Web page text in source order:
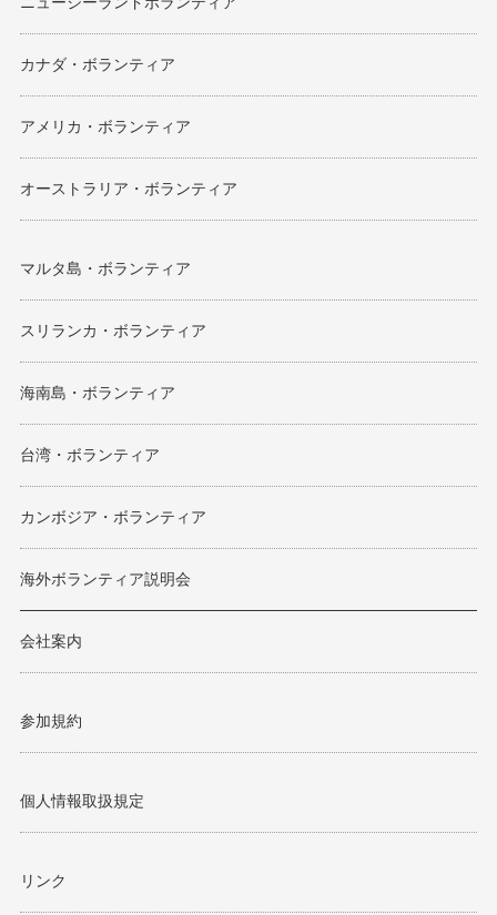
カナダ・ボランティア
アメリカ・ボランティア
オーストラリア・ボランティア
マルタ島・ボランティア
スリランカ・ボランティア
海南島・ボランティア
台湾・ボランティア
カンボジア・ボランティア
海外ボランティア説明会
会社案内
参加規約
個人情報取扱規定
リンク